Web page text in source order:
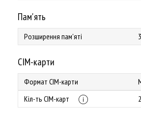
Пам'ять
Розширення пам'яті
СІМ-карти
Формат СІМ-карти
Кіл-ть СІМ-карт
2